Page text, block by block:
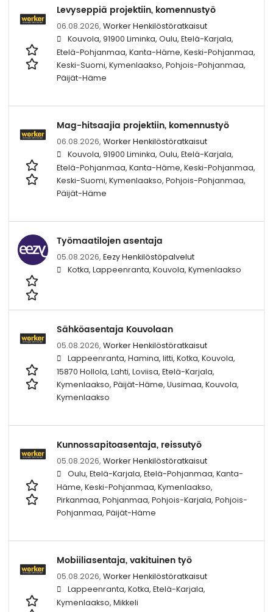
Levyseppiä projektiin, komennustyö
06.08.2026, Worker Henkilöstöratkaisut
Kouvola, 91900 Liminka, Oulu, Etelä-Karjala,
Etelä-Pohjanmaa, Kanta-Häme, Keski-Pohjanmaa,
Keski-Suomi, Kymenlaakso, Pohjois-Pohjanmaa,
Päijät-Häme
Mag-hitsaajia projektiin, komennustyö
06.08.2026, Worker Henkilöstöratkaisut
Kouvola, 91900 Liminka, Oulu, Etelä-Karjala,
Etelä-Pohjanmaa, Kanta-Häme, Keski-Pohjanmaa,
Keski-Suomi, Kymenlaakso, Pohjois-Pohjanmaa,
Päijät-Häme
Työmaatilojen asentaja
05.08.2026, Eezy Henkilöstöpalvelut
Kotka, Lappeenranta, Kouvola, Kymenlaakso
Sähköasentaja Kouvolaan
05.08.2026, Worker Henkilöstöratkaisut
Lappeenranta, Hamina, Iitti, Kotka, Kouvola,
15870 Hollola, Lahti, Loviisa, Etelä-Karjala,
Kymenlaakso, Päijät-Häme, Uusimaa, Kouvola,
Kymenlaakso
Kunnossapitoasentaja, reissutyö
05.08.2026, Worker Henkilöstöratkaisut
Oulu, Etelä-Karjala, Etelä-Pohjanmaa, Kanta-
Häme, Keski-Pohjanmaa, Kymenlaakso,
Pirkanmaa, Pohjanmaa, Pohjois-Karjala, Pohjois-
Pohjanmaa, Päijät-Häme
Mobiiliasentaja, vakituinen työ
05.08.2026, Worker Henkilöstöratkaisut
Lappeenranta, Kotka, Etelä-Karjala,
Kymenlaakso, Mikkeli